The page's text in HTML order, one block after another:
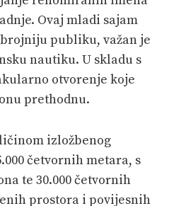
Ovaj mladi sajam
publiku, važan je
nautiku. U skladu s
otvorenje koje
prethodnu.
izložbenog
četvornih metara, s
te 30.000 četvornih
prostora i povijesnih